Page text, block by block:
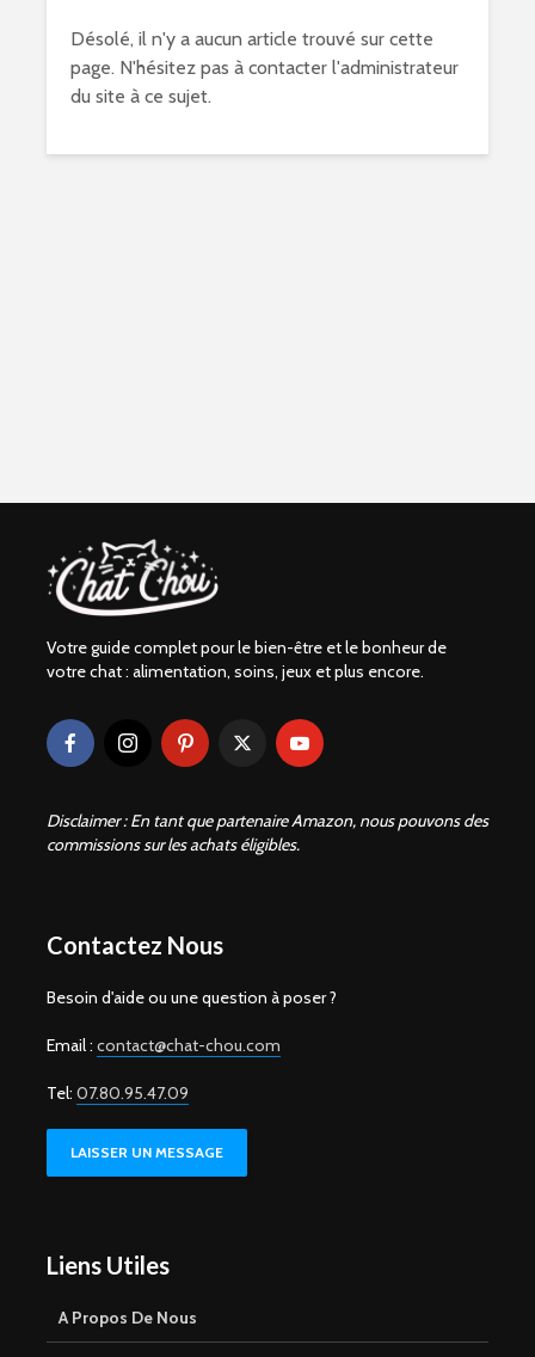
Désolé, il n'y a aucun article trouvé sur cette
page. N'hésitez pas à contacter l'administrateur
du site à ce sujet.
Votre guide complet pour le bien-être et le bonheur de
votre chat : alimentation, soins, jeux et plus encore.
Disclaimer : En tant que partenaire Amazon, nous pouvons des
commissions sur les achats éligibles.
Contactez Nous
Besoin d'aide ou une question à poser ?
Email : contact@chat-chou.com
Tel: 07.80.95.47.09
LAISSER UN MESSAGE
Liens Utiles
A Propos De Nous